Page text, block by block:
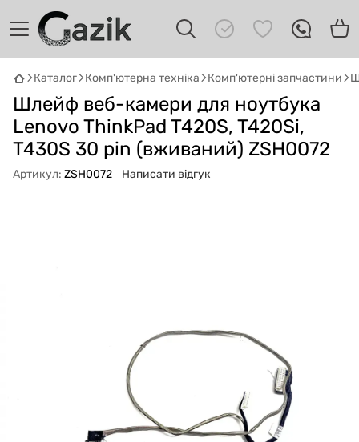
Каталог Комп'ютерна техніка Комп'ютерні запчастини
Шлейф веб-камери для ноутбука
Lenovo ThinkPad T420S, T420Si,
T430S 30 pin (вживаний) ZSH0072
Артикул: ZSH0072 Написати відгук
GAZIKAI
Онлайн · пошук техніки
Привіт! 👋 Я Gazik AI — допоможу
підібрати вживану комп'ютерну техніку.
Що шукаєш?